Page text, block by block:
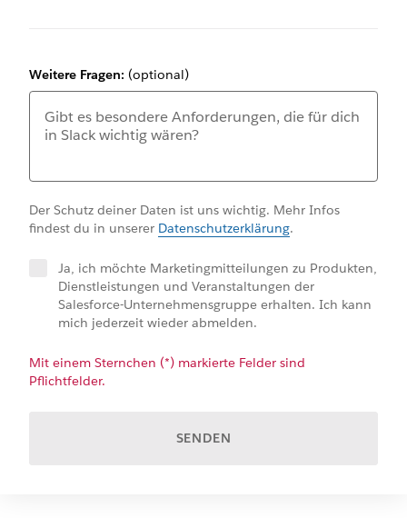
Weitere Fragen: (optional)
Der Schutz deiner Daten ist uns wichtig. Mehr Infos
findest du in unserer Datenschutzerklärung.
Ja, ich möchte Marketingmitteilungen zu Produkten,
Dienstleistungen und Veranstaltungen der
Salesforce-Unternehmensgruppe erhalten. Ich kann
mich jederzeit wieder abmelden.
Mit einem Sternchen (*) markierte Felder sind
Pflichtfelder.
SENDEN